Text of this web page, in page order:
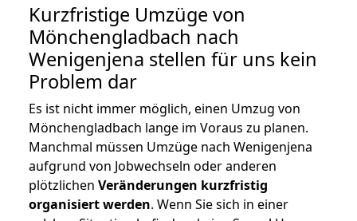
Kurzfristige Umzüge von
Mönchengladbach nach
Wenigenjena stellen für uns kein
Problem dar
Es ist nicht immer möglich, einen Umzug von
Mönchengladbach lange im Voraus zu planen.
Manchmal müssen Umzüge nach Wenigenjena
aufgrund von Jobwechseln oder anderen
plötzlichen Veränderungen kurzfristig
organisiert werden. Wenn Sie sich in einer